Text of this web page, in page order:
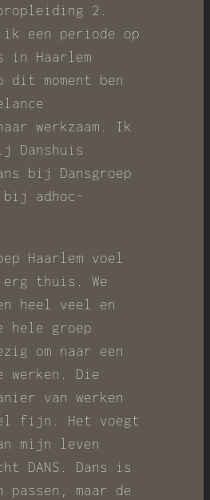
2.
ik een periode op
in Haarlem
dit moment ben
werkzaam. Ik
Danshuis
bij Dansgroep
bij adhoc-
Haarlem voel
thuis. We
heel veel en
hele groep
om naar een
Die
van werken
fijn. Het voegt
mijn leven
DANS. Dans is
maar de